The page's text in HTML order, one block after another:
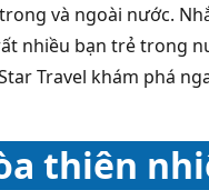
và ngoài nước.
nhiều bạn trẻ trong
Travel khám phá
thiên